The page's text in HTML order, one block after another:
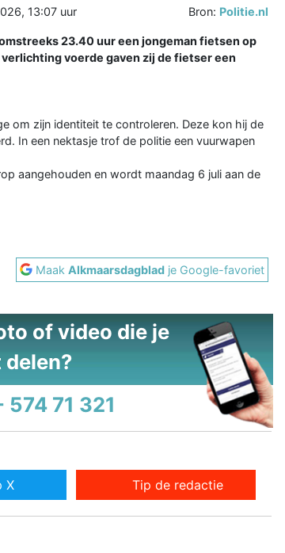
13:07 uur Bron: Politie.nl
23.40 uur een jongeman fietsen op
voerde gaven zij de fietser een
om zijn identiteit te controleren. Deze kon hij de
In een nektasje trof de politie een vuurwapen
aangehouden en wordt maandag 6 juli aan de
MaakAlkmaarsdagblad je Google-favoriet
of video die je
574 71 321
X Tip de redactie